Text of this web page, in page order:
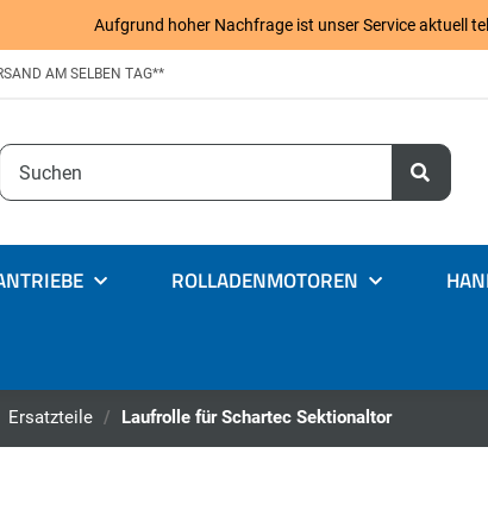
Aufgrund hoher Nachfrage ist unser Service aktuell
AM SELBEN TAG**
ROLLADENMOTOREN
Ersatzteile Laufrolle für Schartec Sektionaltor